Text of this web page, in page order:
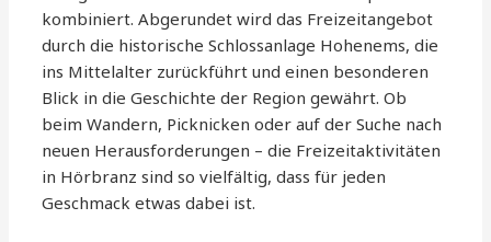
kombiniert. Abgerundet wird das Freizeitangebot
durch die historische Schlossanlage Hohenems, die
ins Mittelalter zurückführt und einen besonderen
Blick in die Geschichte der Region gewährt. Ob
beim Wandern, Picknicken oder auf der Suche nach
neuen Herausforderungen – die Freizeitaktivitäten
in Hörbranz sind so vielfältig, dass für jeden
Geschmack etwas dabei ist.